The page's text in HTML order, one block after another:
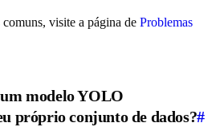
visite a página de Problemas
modelo YOLO
próprio conjunto de dados?#